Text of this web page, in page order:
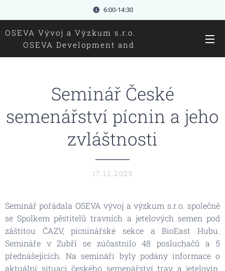
6:00-14:30
OSEVA Vývoj a Výzkum s.r.o.
OSEVA Development and
research Ltd.
Seminář České
semenářství pícnin a jeho
zvláštnosti
17.12.2025
Seminář pořádala OSEVA vývoj a výzkum s.r.o. společně
se Spolkem pěstitelů travních a jetelových semen pod
záštitou ČAZV, pícninářské sekce a BioEast Hubu.
Semináře v Zubří se zúčastnilo 48 posluchačů a 5
přednášejících. Na semináři byly podány informace o
aktuální situaci českého semenářství trav a jetelovin.